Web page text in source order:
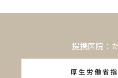
提携医院：